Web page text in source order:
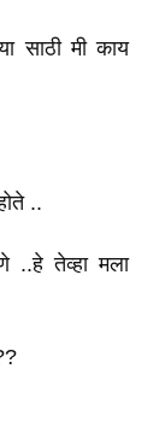
साठी मी काय
..
..हे तेव्हा मला